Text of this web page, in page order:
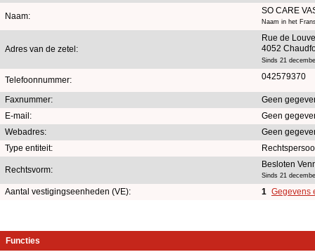
Naam:
SO CARE
Naam in het
Adres van de zetel:
Rue de
4052
Sinds 21
Telefoonnummer: 042579370
Faxnummer:
Geen
E-mail:
Geen
Webadres:
Geen
Type entiteit:
Rechtsvorm:
Besloten
Sinds 21
Aantal vestigingseenheden (VE): 1 Gegevens
Functies